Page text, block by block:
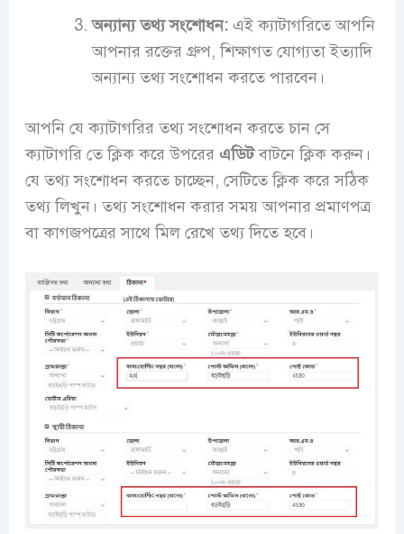
অন্যান্য তথ্য সংশোধন:এই ক্যাটাগরিতে আপনি
আপনার রক্তের গ্রুপ, শিক্ষাগত যোগ্যতা ইত্যাদি
অন্যান্য তথ্য সংশোধন করতে পারবেন।
আপনি যে ক্যাটাগরির তথ্য সংশোধন করতে চান সে
ক্যাটাগরি তে ক্লিক করে উপরের এডিটবাটনে ক্লিক করুন।
যে তথ্য সংশোধন করতে চাচ্ছেন, সেটিতে ক্লিক করে সঠিক
তথ্য লিখুন। তথ্য সংশোধন করার সময় আপনার প্রমাণপত্র
বা কাগজপত্রের সাথে মিল রেখে তথ্য দিতে হবে।